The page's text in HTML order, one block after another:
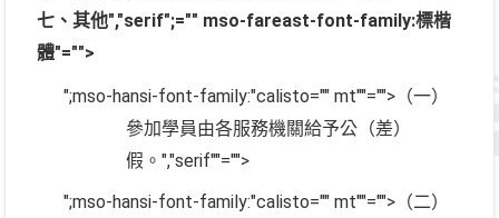
七、其他","serif";="" mso-fareast-font-family:標楷
體"="">
";mso-hansi-font-family:"calisto="" mt""="">（一）
參加學員由各服務機關給予公（差）
假。 ","serif""="">
";mso-hansi-font-family:"calisto="" mt""="">（二）